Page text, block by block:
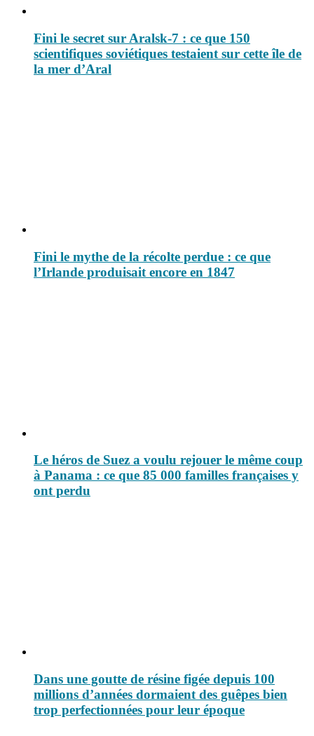
Fini le secret sur Aralsk-7 : ce que 150
scientifiques soviétiques testaient sur cette île de
la mer d’Aral
Fini le mythe de la récolte perdue : ce que
l’Irlande produisait encore en 1847
Le héros de Suez a voulu rejouer le même coup
à Panama : ce que 85 000 familles françaises y
ont perdu
Dans une goutte de résine figée depuis 100
millions d’années dormaient des guêpes bien
trop perfectionnées pour leur époque